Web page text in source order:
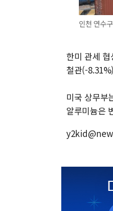
인천 연수
한미 관세
철관(-
미국 상무부
알루미늄은